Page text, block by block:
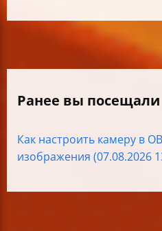
Ранее вы посещали
Как настроить камеру в
изображения (07.08.2026